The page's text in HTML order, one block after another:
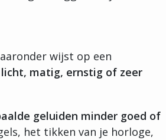
wijst op een
licht, matig, ernstig of zeer
geluiden minder goed of
het tikken van je horloge,